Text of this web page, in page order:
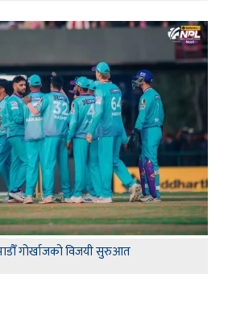
गोर्खाजको विजयी सुरुआत